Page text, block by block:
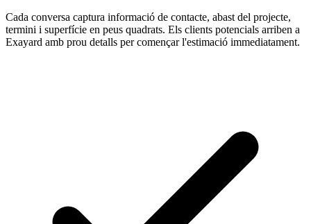
Cada conversa captura informació de contacte, abast del projecte,
termini i superfície en peus quadrats. Els clients potencials arriben a
Exayard amb prou detalls per començar l'estimació immediatament.